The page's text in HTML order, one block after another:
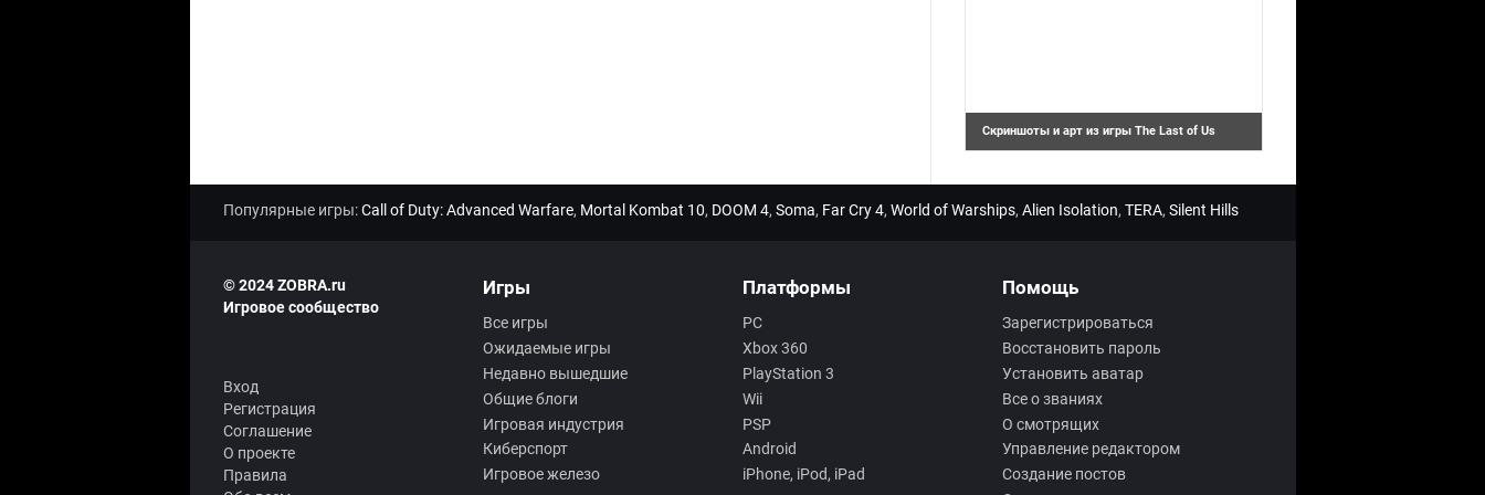
Скриншоты и арт из игры The Last of Us
Популярные игры:Call of Duty: Advanced Warfare, Mortal Kombat 10, DOOM 4, Soma, Far Cry 4, World of Warships, Alien Isolation, TERA, Silent Hills
© 2024 ZOBRA.ru
Игровое сообщество
Вход
Регистрация
Соглашение
О проекте
Правила
Игры
Все игры
Ожидаемые игры
Недавно вышедшие
Общие блоги
Игровая индустрия
Киберспорт
Игровое железо
Платформы
PC
Xbox 360
PlayStation 3
Wii
PSP
Android
iPhone, iPod, iPad
Помощь
Зарегистрироваться
Восстановить пароль
Установить аватар
Все о званиях
О смотрящих
Управление редактором
Создание постов